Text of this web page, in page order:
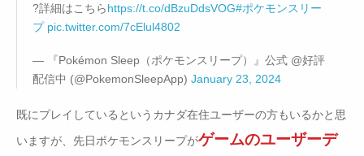
?詳細はこちらhttps://t.co/dBzuDdsVOG#ポケモンスリー
プ pic.twitter.com/7cElul4802
— 『Pokémon Sleep（ポケモンスリープ）』公式 @好評
配信中 (@PokemonSleepApp) January 23, 2024
既にプレイしているというカナダ在住ユーザーの方もいるかと思
いますが、先日ポケモンスリープがゲームのユーザーデ